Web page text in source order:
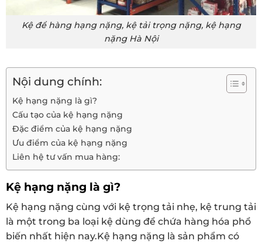
Kệ để hàng hạng nặng, kệ tải trọng nặng, kệ hạng
nặng Hà Nội
Nội dung chính:
Kệ hạng nặng là gì?
Cấu tạo của kệ hạng nặng
Đặc điểm của kệ hạng nặng
Ưu điểm của kệ hạng nặng
Liên hệ tư vấn mua hàng:
Kệ hạng nặng là gì?
Kệ hạng nặng cùng với kệ trọng tải nhẹ, kệ trung tải
là một trong ba loại kệ dùng để chứa hàng hóa phổ
biến nhất hiện nay.Kệ hạng nặng là sản phẩm có